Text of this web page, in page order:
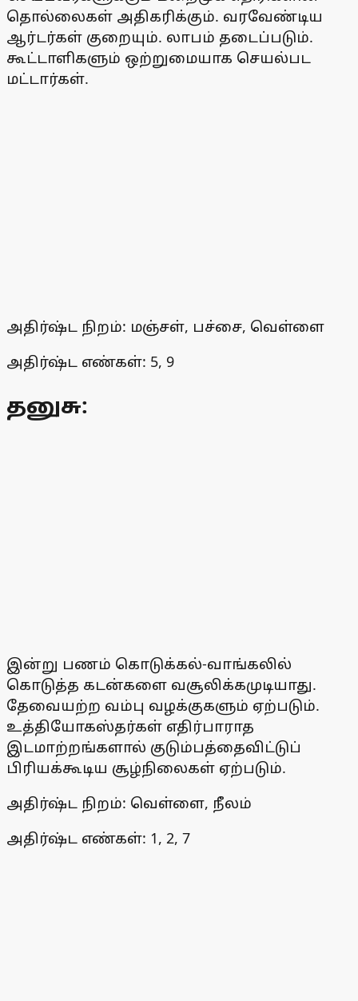
தொல்லைகள் அதிகரிக்கும். வரவேண்டிய
ஆர்டர்கள் குறையும். லாபம் தடைப்படும்.
கூட்டாளிகளும் ஒற்றுமையாக செயல்பட
மட்டார்கள்.
அதிர்ஷ்ட நிறம்: மஞ்சள், பச்சை, வெள்ளை
அதிர்ஷ்ட எண்கள்: 5, 9
தனுசு:
இன்று பணம் கொடுக்கல்-வாங்கலில்
கொடுத்த கடன்களை வசூலிக்கமுடியாது.
தேவையற்ற வம்பு வழக்குகளும் ஏற்படும்.
உத்தியோகஸ்தர்கள் எதிர்பாராத
இடமாற்றங்களால் குடும்பத்தைவிட்டுப்
பிரியக்கூடிய சூழ்நிலைகள் ஏற்படும்.
அதிர்ஷ்ட நிறம்: வெள்ளை, நீலம்
அதிர்ஷ்ட எண்கள்: 1, 2, 7